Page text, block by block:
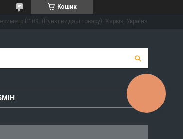
Кошик
П109. (Пункт видачі товару), Харків, Україна